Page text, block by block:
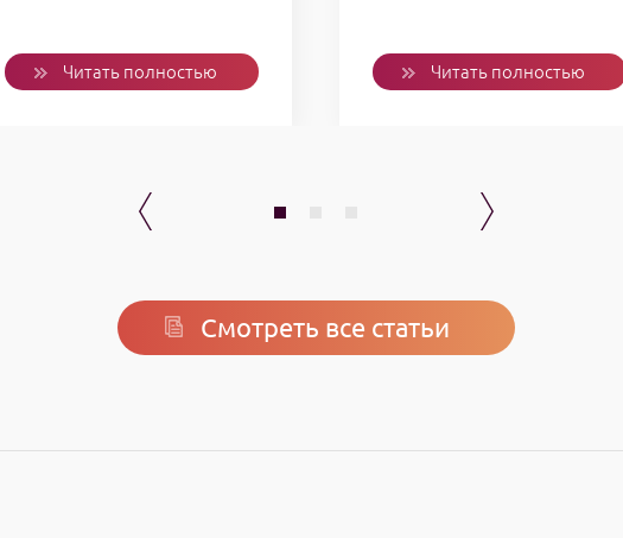
Читать полностью Читать полностью
Смотреть все статьи